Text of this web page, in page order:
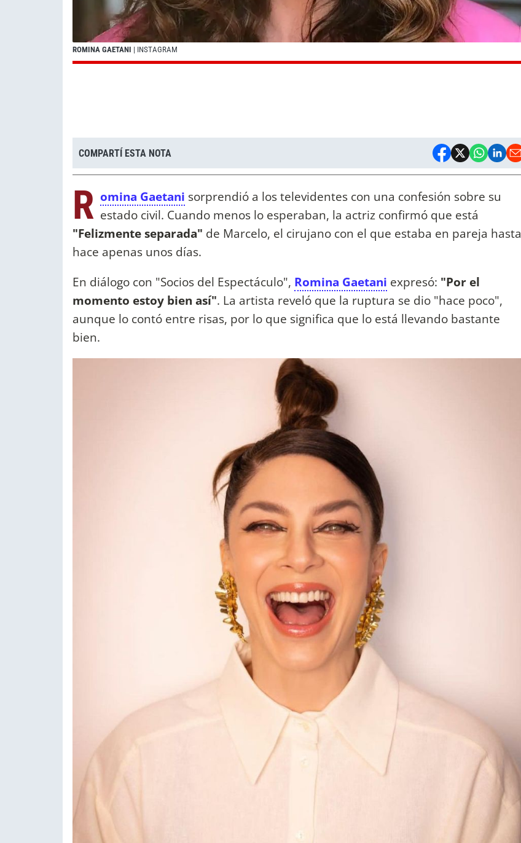
ROMINA GAETANI | INSTAGRAM
COMPARTÍ ESTA NOTA
R omina Gaetani sorprendió a los televidentes con una confesión sobre su
estado civil. Cuando menos lo esperaban, la actriz confirmó que está
"Felizmente separada" de Marcelo, el cirujano con el que estaba en pareja hasta
hace apenas unos días.
En diálogo con "Socios del Espectáculo", Romina Gaetani expresó: "Por el
momento estoy bien así". La artista reveló que la ruptura se dio "hace poco",
aunque lo contó entre risas, por lo que significa que lo está llevando bastante
bien.